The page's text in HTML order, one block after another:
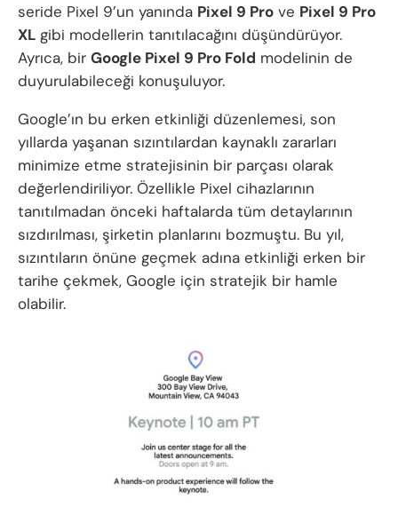
seride Pixel 9’un yanında Pixel 9 Pro ve Pixel 9 Pro
XL gibi modellerin tanıtılacağını düşündürüyor.
Ayrıca, bir Google Pixel 9 Pro Fold modelinin de
duyurulabileceği konuşuluyor.
Google’ın bu erken etkinliği düzenlemesi, son
yıllarda yaşanan sızıntılardan kaynaklı zararları
minimize etme stratejisinin bir parçası olarak
değerlendiriliyor. Özellikle Pixel cihazlarının
tanıtılmadan önceki haftalarda tüm detaylarının
sızdırılması, şirketin planlarını bozmuştu. Bu yıl,
sızıntıların önüne geçmek adına etkinliği erken bir
tarihe çekmek, Google için stratejik bir hamle
olabilir.